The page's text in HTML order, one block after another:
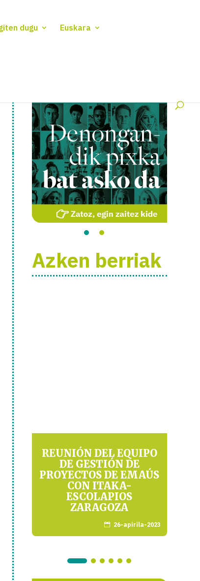
dugu Euskara
Azken berriak
REUNIÓN DEL EQUIPO
DE GESTIÓN DE
PROYECTOS DE EMAÚS
CON ITAKA-
ESCOLAPIOS
ZARAGOZA
 26-apirila-2023